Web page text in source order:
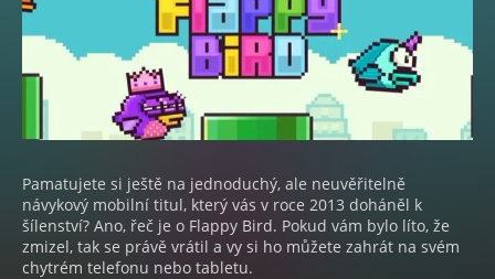
Pamatujete si ještě na jednoduchý, ale neuvěřitelně
návykový mobilní titul, který vás v roce 2013 doháněl k
šílenství? Ano, řeč je o Flappy Bird. Pokud vám bylo líto, že
zmizel, tak se právě vrátil a vy si ho můžete zahrát na svém
chytrém telefonu nebo tabletu.